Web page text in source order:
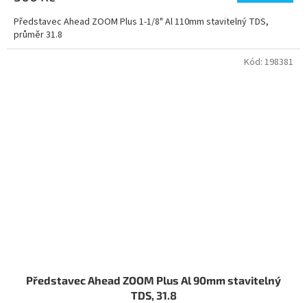
Představec Ahead ZOOM Plus 1-1/8" Al 110mm stavitelný TDS,
průměr 31.8
Představec Ahead ZOOM Plus Al 90mm stavitelný
TDS, 31.8
Kód: 198381